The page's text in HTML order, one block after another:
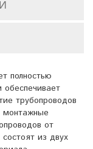
полностью
трубопроводов
монтажные
от
из двух